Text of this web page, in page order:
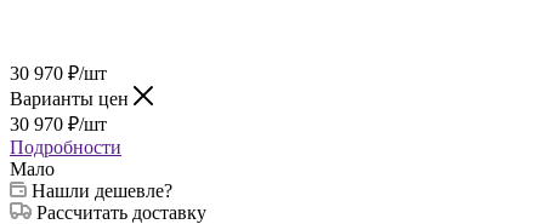
30 970 ₽/шт
Варианты цен
30 970 ₽/шт
Подробности
Мало
Нашли дешевле?
Рассчитать доставку